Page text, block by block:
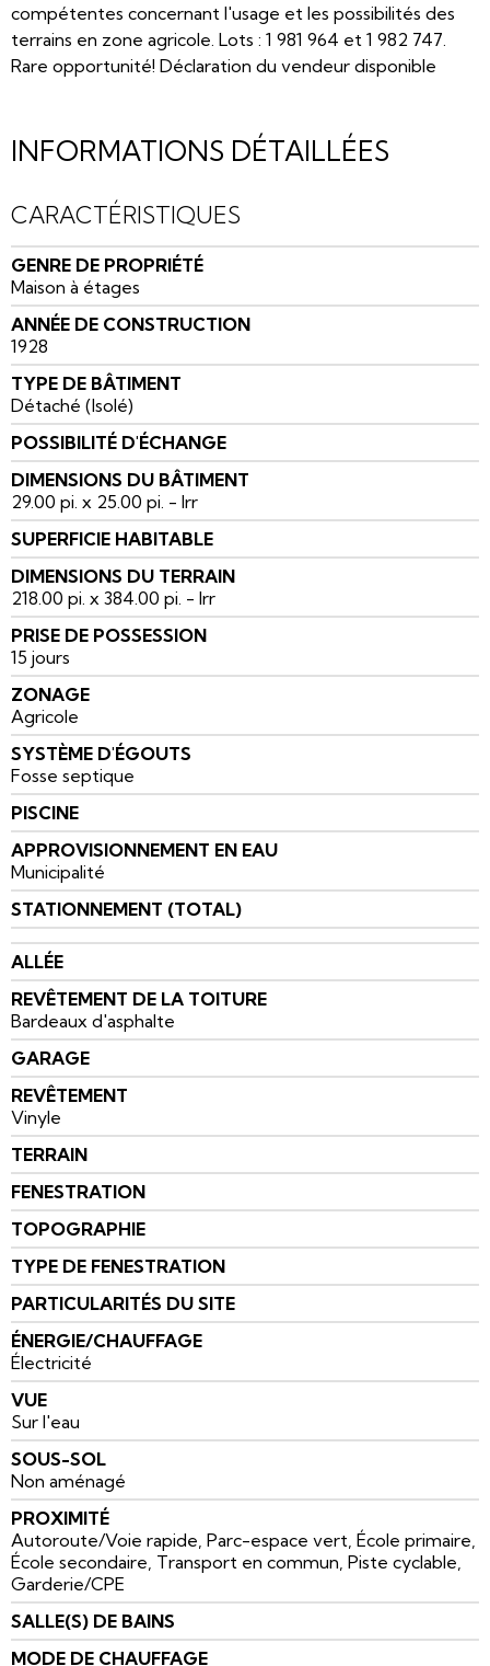
compétentes concernant l'usage et les possibilités des
terrains en zone agricole. Lots : 1 981 964 et 1 982 747.
Rare opportunité! Déclaration du vendeur disponible
INFORMATIONS DÉTAILLÉES
CARACTÉRISTIQUES
GENRE DE PROPRIÉTÉ
Maison à étages
ANNÉE DE CONSTRUCTION
1928
TYPE DE BÂTIMENT
Détaché (Isolé)
POSSIBILITÉ D'ÉCHANGE
DIMENSIONS DU BÂTIMENT
29.00 pi. x 25.00 pi. - Irr
SUPERFICIE HABITABLE
DIMENSIONS DU TERRAIN
218.00 pi. x 384.00 pi. - Irr
PRISE DE POSSESSION
15 jours
ZONAGE
Agricole
SYSTÈME D'ÉGOUTS
Fosse septique
PISCINE
APPROVISIONNEMENT EN EAU
Municipalité
STATIONNEMENT (TOTAL)
ALLÉE
REVÊTEMENT DE LA TOITURE
Bardeaux d'asphalte
GARAGE
REVÊTEMENT
Vinyle
TERRAIN
FENESTRATION
TOPOGRAPHIE
TYPE DE FENESTRATION
PARTICULARITÉS DU SITE
ÉNERGIE/CHAUFFAGE
Électricité
VUE
Sur l'eau
SOUS-SOL
Non aménagé
PROXIMITÉ
Autoroute/Voie rapide, Parc-espace vert, École primaire,
École secondaire, Transport en commun, Piste cyclable,
Garderie/CPE
SALLE(S) DE BAINS
MODE DE CHAUFFAGE